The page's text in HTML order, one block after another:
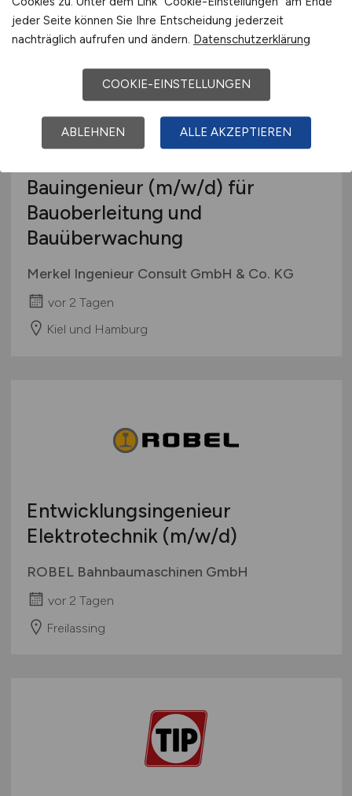
Hannover
Bauingenieur (m/w/d) für
Bauoberleitung und
Bauüberwachung
Merkel Ingenieur Consult GmbH & Co. KG
vor 2 Tagen
Kiel und Hamburg
Entwicklungsingenieur
Elektrotechnik (m/w/d)
ROBEL Bahnbaumaschinen GmbH
vor 2 Tagen
Freilassing
jeder Seite können Sie Ihre Entscheidung jederzeit
nachträglich aufrufen und ändern. Datenschutzerklärung
COOKIE-EINSTELLUNGEN
ABLEHNEN ALLE AKZEPTIEREN